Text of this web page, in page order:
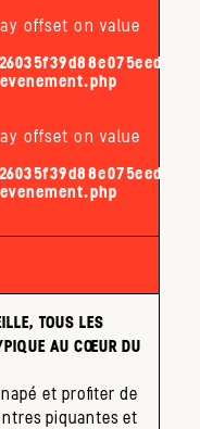
offset on value
offset on value
TOUS LES
AU CŒUR DU
et profiter de
piquantes et